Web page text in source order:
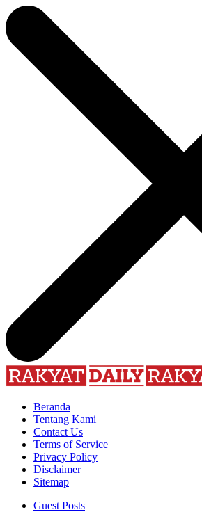
Beranda
Tentang Kami
Contact Us
Terms of Service
Privacy Policy
Disclaimer
Sitemap
Guest Posts